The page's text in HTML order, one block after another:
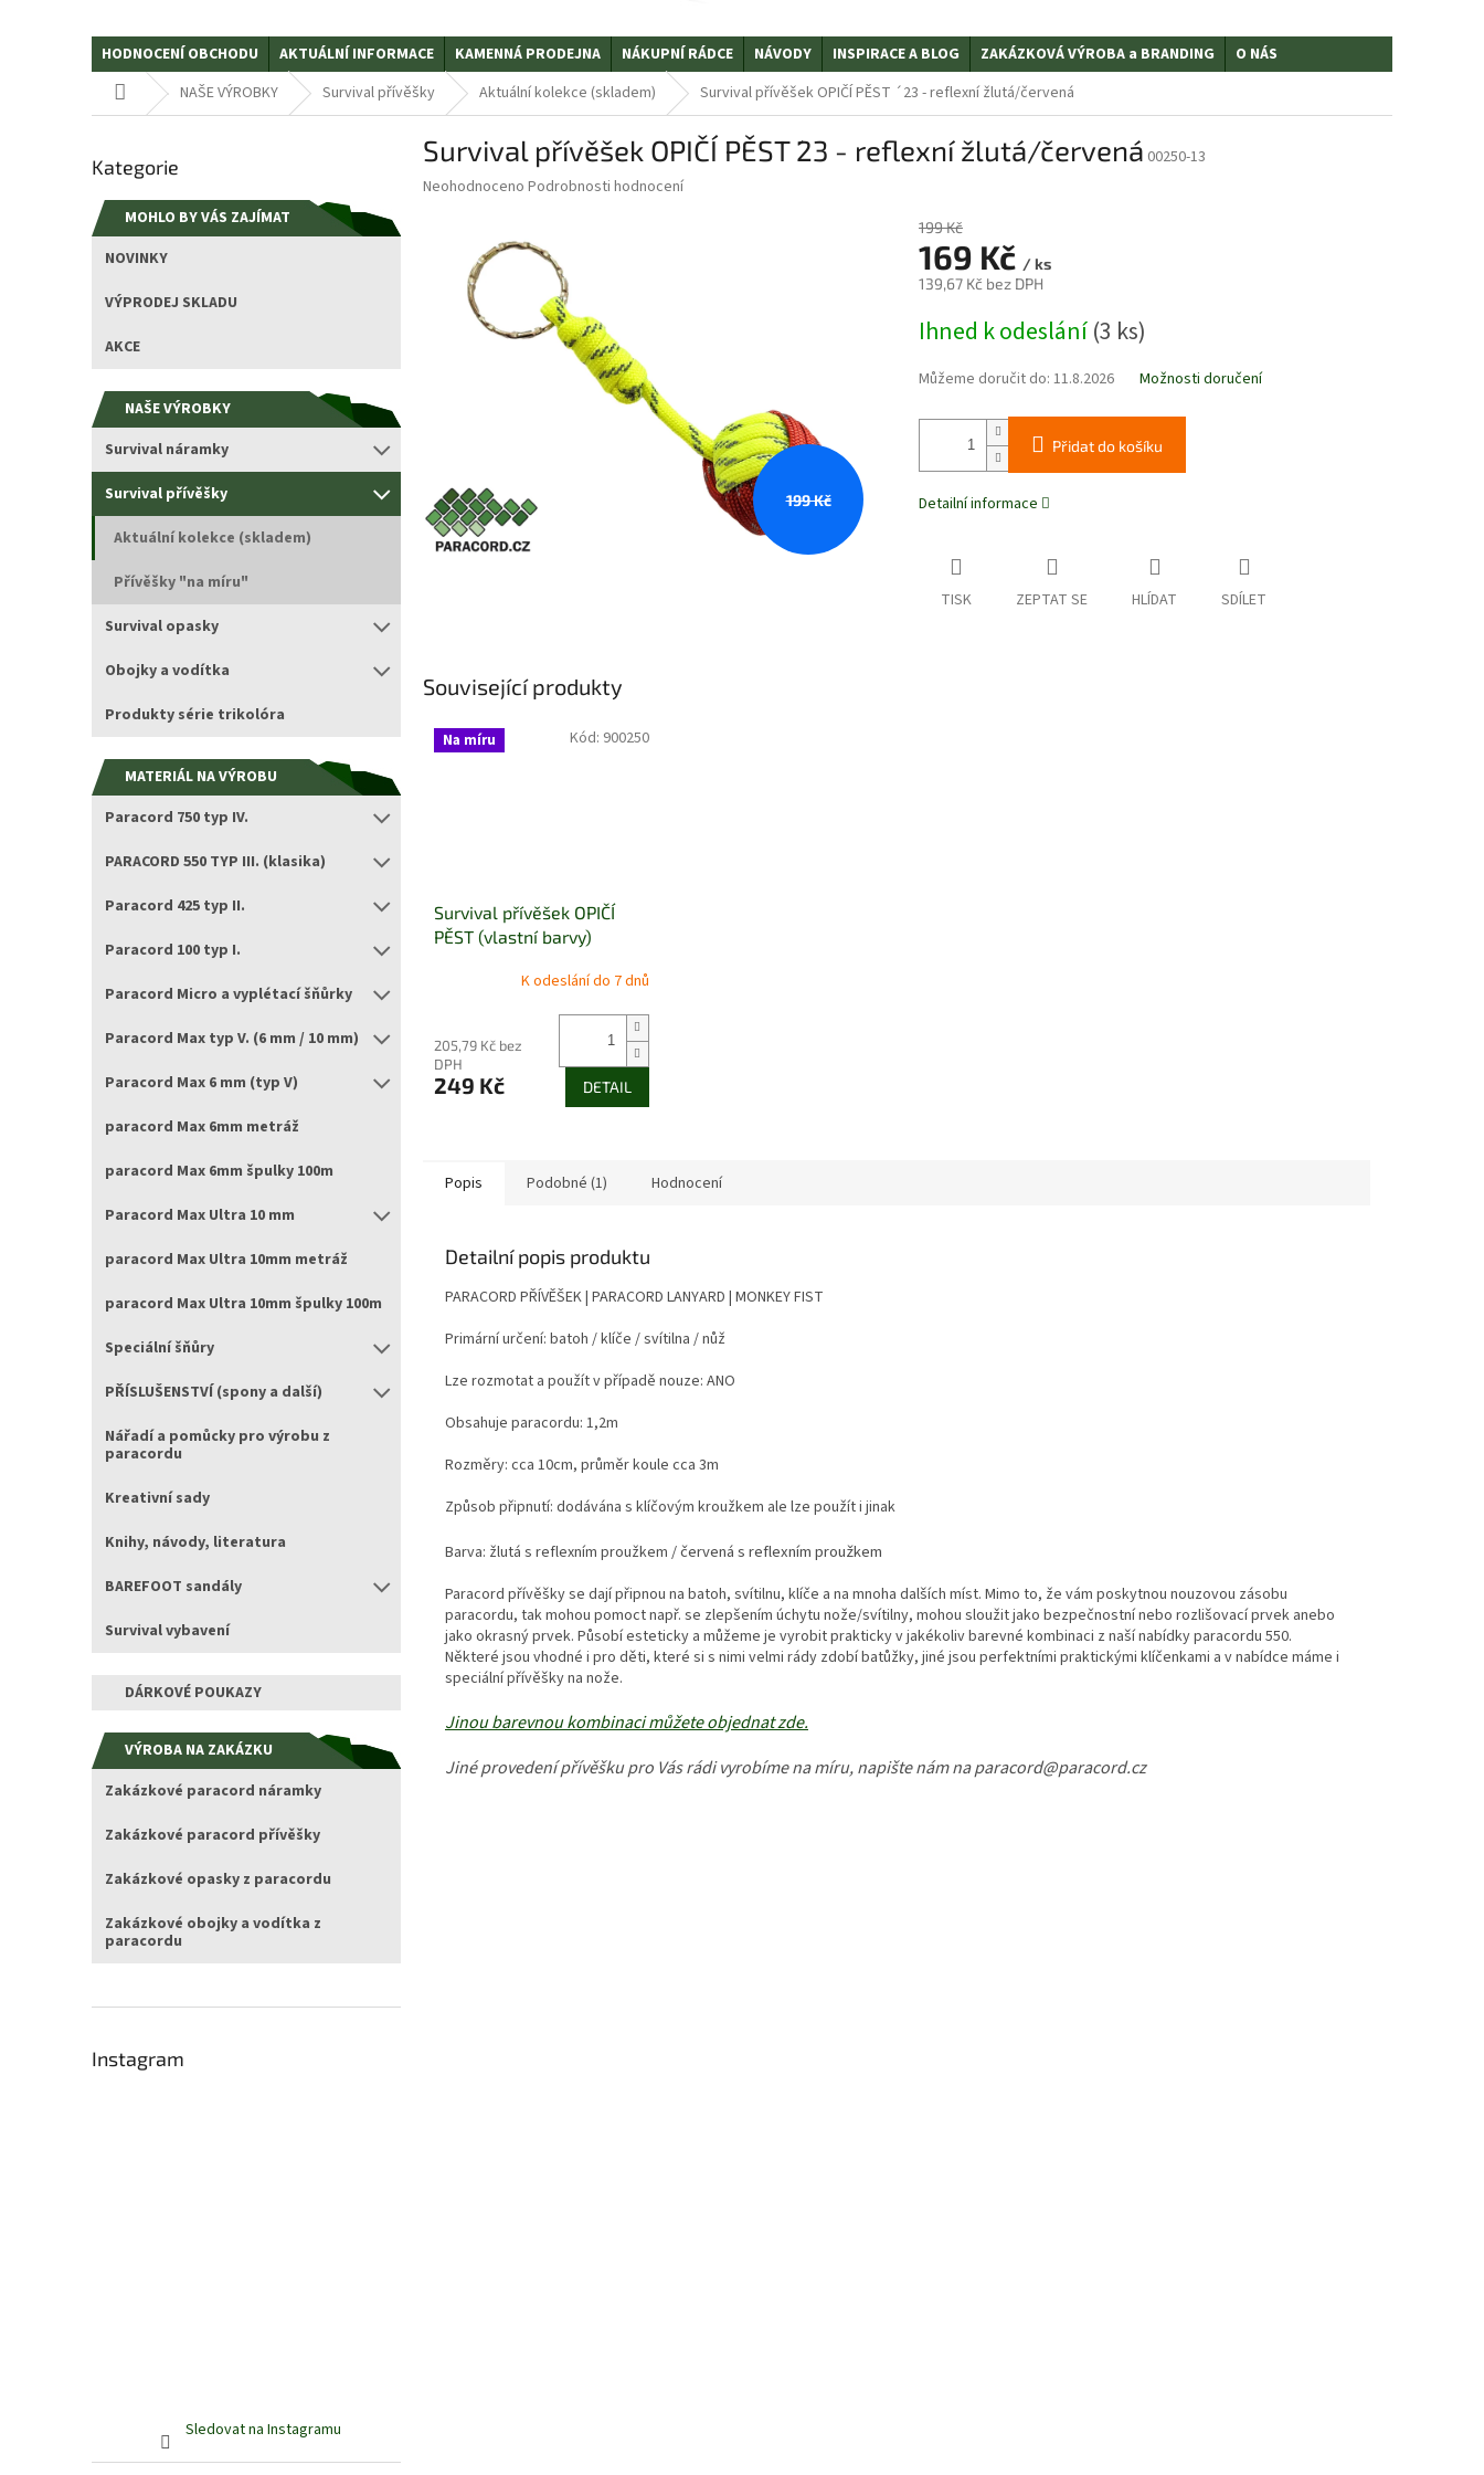
HODNOCENÍ OBCHODU AKTUÁLNÍ INFORMACE KAMENNÁ PRODEJNA NÁKUPNÍ RÁDCE NÁVODY INSPIRACE A BLOG ZAKÁZKOVÁ VÝROBA a BRANDING
O NÁS
Domů NAŠE VÝROBKY Survival přívěšky Aktuální kolekce (skladem) Survival přívěšek OPIČÍ PĚST ´23 - reflexní žlutá/červená
s
r
n
e
kategorie
Kategorie
MOHLO BY VÁS ZAJÍMAT
NOVINKY
VÝPRODEJ SKLADU
AKCE
NAŠE VÝROBKY
Survival náramky
Survival přívěšky
Aktuální kolekce (skladem)
Přívěšky "na míru"
Survival opasky
Obojky a vodítka
Produkty série trikolóra
MATERIÁL NA VÝROBU
Paracord 750 typ IV.
PARACORD 550 TYP III. (klasika)
Paracord 425 typ II.
Paracord 100 typ I.
Paracord Micro a vyplétací šňůrky
Paracord Max typ V. (6 mm / 10 mm)
Paracord Max 6 mm (typ V)
paracord Max 6mm metráž
paracord Max 6mm špulky 100m
Paracord Max Ultra 10 mm
paracord Max Ultra 10mm metráž
paracord Max Ultra 10mm špulky 100m
Speciální šňůry
PŘÍSLUŠENSTVÍ (spony a další)
Nářadí a pomůcky pro výrobu z
paracordu
Kreativní sady
Knihy, návody, literatura
BAREFOOT sandály
Survival vybavení
DÁRKOVÉ POUKAZY
VÝROBA NA ZAKÁZKU
Zakázkové paracord náramky
Zakázkové paracord přívěšky
Zakázkové opasky z paracordu
Zakázkové obojky a vodítka z
paracordu
Instagram
Sledovat na Instagramu
Survival přívěšek OPIČÍ PĚST ´23 - reflexní žlutá/červená 00250-13
Průměrné
hvězdiček.
Neohodnoceno Podrobnosti hodnocení
199 Kč
199 Kč
169 Kč / ks
139,67 Kč bez DPH
cena:
Ihned k odeslání(3 ks)
Můžeme doručit do: 11.8.2026 Možnosti doručení
Přidat do košíku
Detailní informace
TISK ZEPTAT SE HLÍDAT SDÍLET
Související produkty
Na míru
Survival přívěšek OPIČÍ
PĚST (vlastní barvy)
je
5,0
z
K odeslání do 7 dnů
205,79 Kč bez
DPH
249 Kč DETAIL
Kód: 900250
Popis Podobné (1) Hodnocení
Detailní popis produktu
PARACORD PŘÍVĚŠEK | PARACORD LANYARD | MONKEY FIST
Primární určení: batoh / klíče / svítilna / nůž
Lze rozmotat a použít v případě nouze: ANO
Obsahuje paracordu: 1,2m
Rozměry: cca 10cm, průměr koule cca 3m
Způsob připnutí: dodávána s klíčovým kroužkem ale lze použít i jinak
Barva: žlutá s reflexním proužkem /červená s reflexním proužkem
Paracord přívěšky se dají připnou na batoh, svítilnu, klíče a na mnoha dalších míst. Mimo to, že vám poskytnou nouzovou zásobu
paracordu, tak mohou pomoct např. se zlepšením úchytu nože/svítilny, mohou sloužit jako bezpečnostní nebo rozlišovací prvek anebo
jako okrasný prvek. Působí esteticky a můžeme je vyrobit prakticky v jakékoliv barevné kombinaci z naší nabídky paracordu 550.
Některé jsou vhodné i pro děti, které si s nimi velmi rády zdobí batůžky, jiné jsou perfektními praktickými klíčenkami a v nabídce máme i
speciální přívěšky na nože.
Jinou barevnou kombinaci můžete objednat zde.
Jiné provedení přívěšku pro Vás rádi vyrobíme na míru, napište nám na paracord@paracord.cz